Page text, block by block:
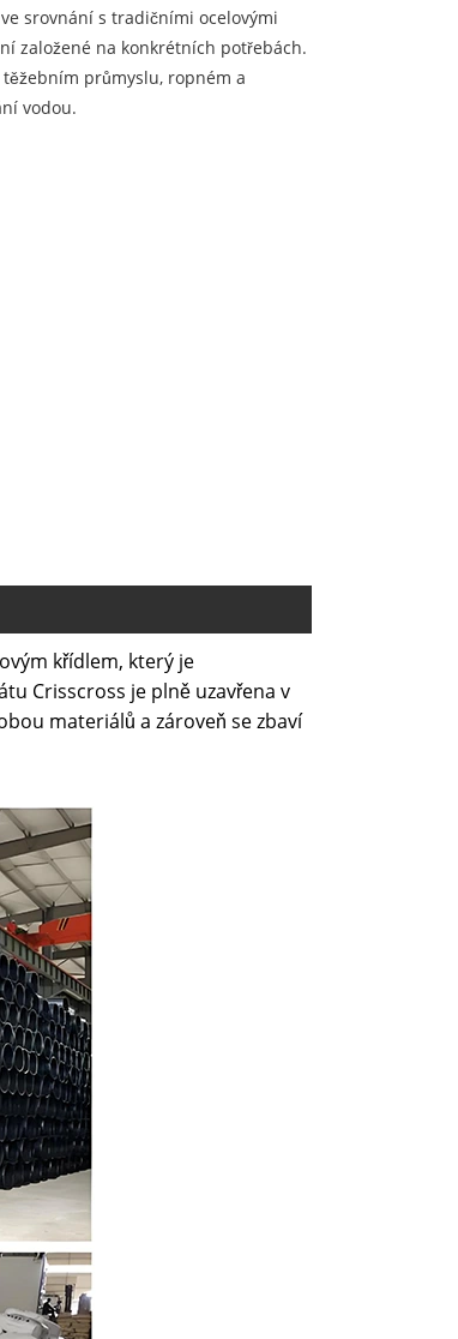
srovnání s tradičními ocelovými
založené na konkrétních potřebách.
průmyslu, ropném a
vodou.
křídlem, který je
Crisscross je plně uzavřena v
materiálů a zároveň se zbaví